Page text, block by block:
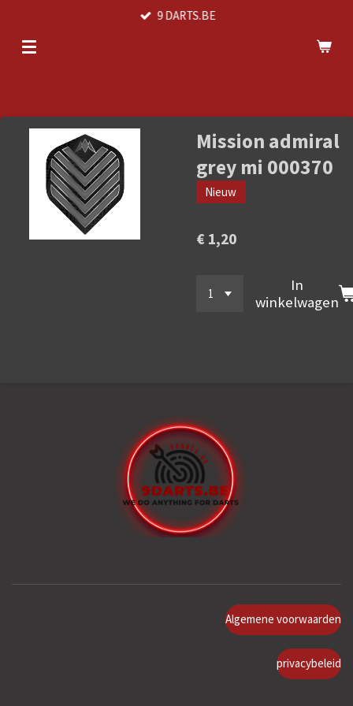
naar
9 DARTS.BE
Mission admiral
grey mi 000370
Nieuw
€ 1,20
In
winkelwagen
Algemene voorwaarden
privacybeleid